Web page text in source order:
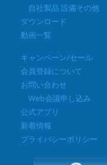
自社製品 設備その他
ダウンロード
動画一覧
キャンペーン/セール
会員登録について
お問い合わせ
Web会議申し込み
公式アプリ
新着情報
プライバシーポリシー